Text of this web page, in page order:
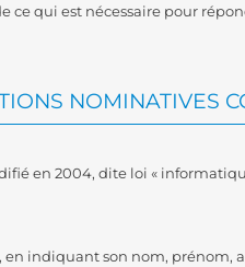
ce qui est nécessaire pour
NOMINATIVES
en 2004, dite loi «
en indiquant son nom, prénom,